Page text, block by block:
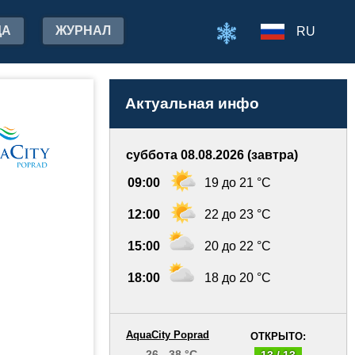
ЖУРНАЛ RU
Актуальная инфо
суббота 08.08.2026 (завтра)
09:00 19 до 21 °C
12:00 22 до 23 °C
15:00 20 до 22 °C
18:00 18 до 20 °C
ОТКРЫТО:
AquaCity Poprad